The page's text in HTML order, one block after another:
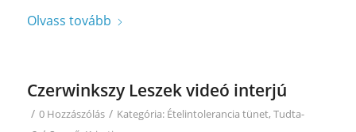
Olvass tovább
Czerwinkszy Leszek videó interjú
/ 0 Hozzászólás / Kategória: Ételintolerancia tünet, Tudta-